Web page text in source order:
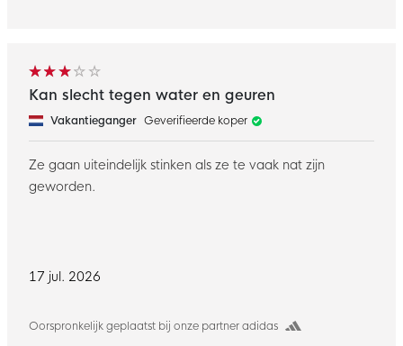
17 jul. 2026
Oorspronkelijk geplaatst bij onze partner adidas
Kan slecht tegen water en geuren
Vakantieganger Geverifieerde koper
Ze gaan uiteindelijk stinken als ze te vaak nat zijn
geworden.